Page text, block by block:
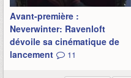
Avant-première :
Neverwinter: Ravenloft
dévoile sa cinématique de
lancement
11